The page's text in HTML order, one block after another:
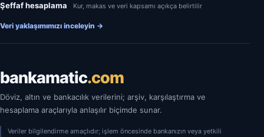
Şeffaf hesaplama Kur, makas ve veri kapsamı açıkça belirtilir
Veri yaklaşımımızı inceleyin →
bankamatic.com
Döviz, altın ve bankacılık verilerini; arşiv, karşılaştırma ve
hesaplama araçlarıyla anlaşılır biçimde sunar.
Veriler bilgilendirme amaçlıdır; işlem öncesinde bankanızın veya yetkili